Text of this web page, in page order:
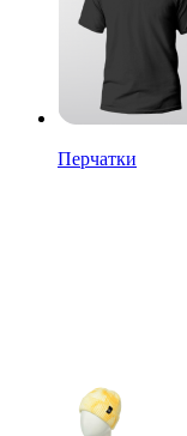
Перчатки